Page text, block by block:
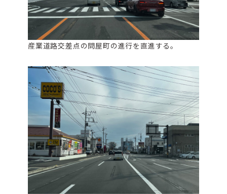
産業道路交差点の問屋町の進行を直進する。